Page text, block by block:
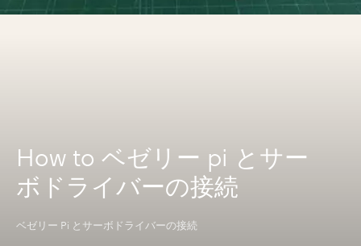
How to ベゼリー pi とサー
ボドライバーの接続
ベゼリー Pi とサーボドライバーの接続